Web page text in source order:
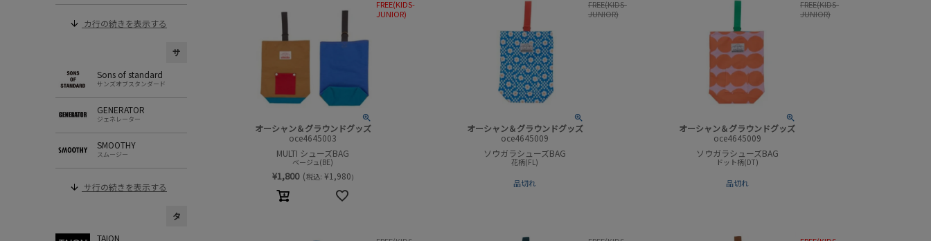
カ行の続きを表示する
サ
Sons of standard
サンズオブスタンダード
GENERATOR
ジェネレーター
SMOOTHY
スムージー
サ行の続きを表示する
タ
TAION
オーシャン＆グラウンドグッズ
oce4645003
MULTI シューズBAG
ベージュ(BE)
¥1,800 (税込: ¥1,980)
FREE(KIDS-
JUNIOR)
オーシャン＆グラウンドグッズ
oce4645009
ソウガラシューズBAG
花柄(FL)
品切れ
FREE(KIDS-
JUNIOR)
オーシャン＆グラウンドグッズ
oce4645009
ソウガラシューズBAG
ドット柄(DT)
品切れ
FREE(KIDS-
JUNIOR)